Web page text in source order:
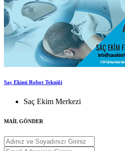
Saç Ekimi Robot Tekniği
Saç Ekim Merkezi
MAİL GÖNDER